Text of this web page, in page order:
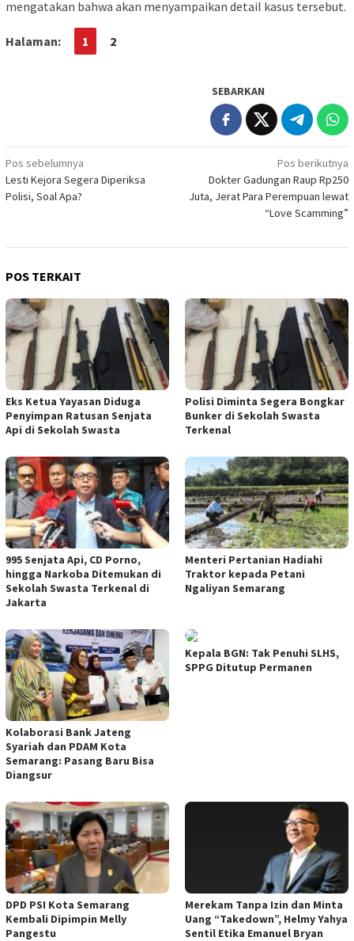
mengatakan bahwa akan menyampaikan detail kasus tersebut.
Halaman: 1 2
SEBARKAN
Navigasi
pos
Pos sebelumnya
Lesti Kejora Segera Diperiksa
Polisi, Soal Apa?
Pos berikutnya
Dokter Gadungan Raup Rp250
Juta, Jerat Para Perempuan lewat
“Love Scamming”
POS TERKAIT
Eks Ketua Yayasan Diduga
Penyimpan Ratusan Senjata
Api di Sekolah Swasta
Polisi Diminta Segera Bongkar
Bunker di Sekolah Swasta
Terkenal
995 Senjata Api, CD Porno,
hingga Narkoba Ditemukan di
Sekolah Swasta Terkenal di
Jakarta
Menteri Pertanian Hadiahi
Traktor kepada Petani
Ngaliyan Semarang
Kolaborasi Bank Jateng
Syariah dan PDAM Kota
Semarang: Pasang Baru Bisa
Diangsur
Kepala BGN: Tak Penuhi SLHS,
SPPG Ditutup Permanen
DPD PSI Kota Semarang
Kembali Dipimpin Melly
Pangestu
Merekam Tanpa Izin dan Minta
Uang “Takedown”, Helmy Yahya
Sentil Etika Emanuel Bryan